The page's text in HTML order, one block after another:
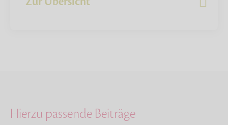
Hierzu passende Beiträge